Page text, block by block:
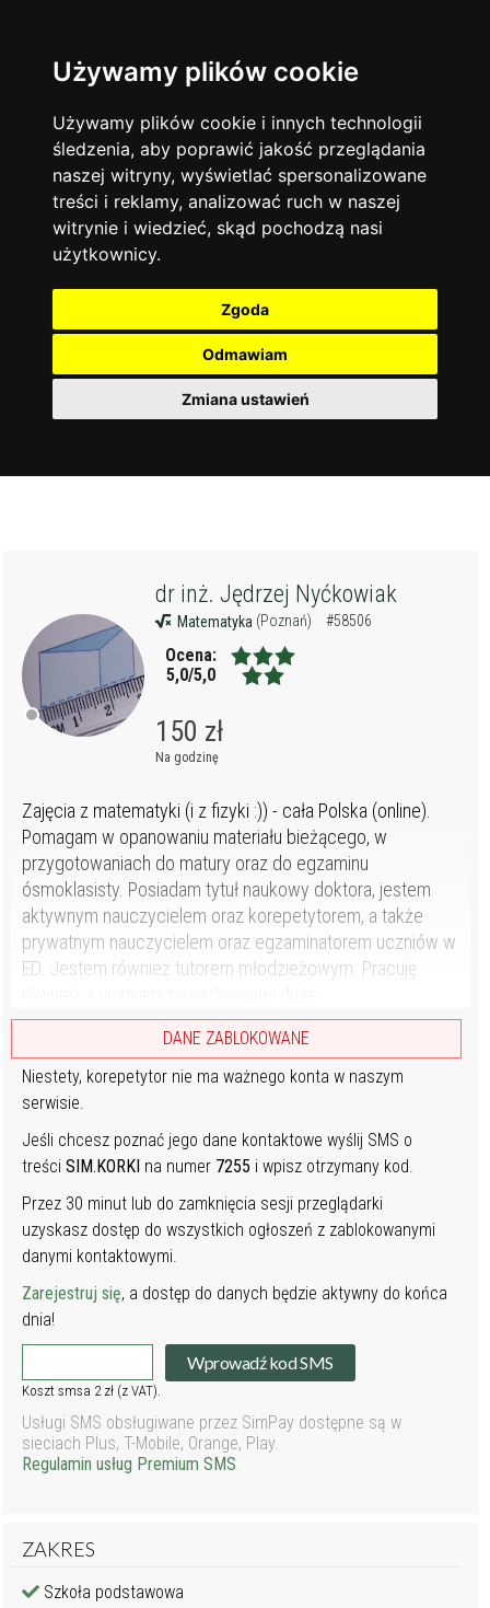
Używamy plików cookie
Używamy plików cookie i innych technologii
śledzenia, aby poprawić jakość przeglądania
naszej witryny, wyświetlać spersonalizowane
treści i reklamy, analizować ruch w naszej
witrynie i wiedzieć, skąd pochodzą nasi
użytkownicy.
Zgoda
Odmawiam
Zmiana ustawień
Język angielski 13744
Matematyka 12929
Chemia 4886
Język niemiecki 4307
Język polski 3426
Fizyka
Język francuski
Warszawa
Korepetycje
Online
14840
Kraków 7753
Wrocław
Łódź 3513
Gdańsk 2075
dr inż. Jędrzej Nyćkowiak
Matematyka (Poznań) #58506
Ocena:
5,0/5,0
150 zł
Na godzinę
Zajęcia z matematyki (i z fizyki :)) - cała Polska (online).
Pomagam w opanowaniu materiału bieżącego, w
przygotowaniach do matury oraz do egzaminu
ósmoklasisty. Posiadam tytuł naukowy doktora, jestem
aktywnym nauczycielem oraz korepetytorem, a także
prywatnym nauczycielem oraz egzaminatorem uczniów w
ED. Jestem również tutorem młodzieżowym. Pracuję
DANE ZABLOKOWANE
Niestety, korepetytor nie ma ważnego konta w naszym
serwisie.
Jeśli chcesz poznać jego dane kontaktowe wyślij SMS o
treściSIM.KORKI na numer 7255 i wpisz otrzymany kod.
Przez 30 minut lub do zamknięcia sesji przeglądarki
uzyskasz dostęp do wszystkich ogłoszeń z zablokowanymi
danymi kontaktowymi.
Zarejestruj się, a dostęp do danych będzie aktywny do końca
dnia!
Wprowadź kod SMS
Koszt smsa 2 zł (z VAT).
Usługi SMS obsługiwane przez SimPay dostępne są w
sieciach Plus, T-Mobile, Orange, Play.
Regulamin usług Premium SMS.
ZAKRES
Szkoła podstawowa